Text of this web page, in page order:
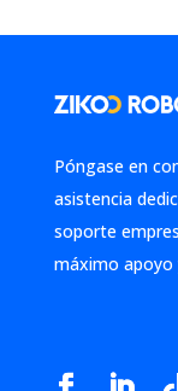
Póngase en
asistencia
soporte
máximo apoyo